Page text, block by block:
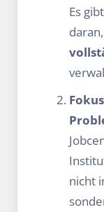
Es
nicht